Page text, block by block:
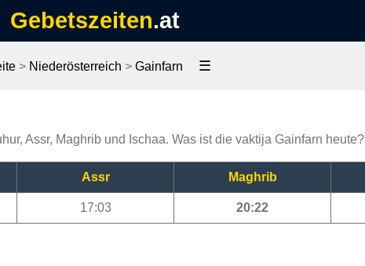
Gebetszeiten.at
> Niederösterreich > Gainfarn ☰
Assr, Maghrib und Ischaa. Was ist die vaktija Gainfarn heute?
Assr Maghrib
17:03 20:22